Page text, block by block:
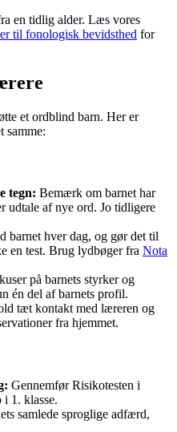
en tidlig alder. Læs vores
til fonologisk bevidsthed for
et ordblind barn. Her er
samme:
tegn: Bemærk om barnet har
udtale af nye ord. Jo tidligere
barnet hver dag, og gør det til
en test. Brug lydbøger fra Nota
på barnets styrker og
én del af barnets profil.
tæt kontakt med læreren og
fra hjemmet.
Gennemfør Risikotesten i
i 1. klasse.
samlede sproglige adfærd,